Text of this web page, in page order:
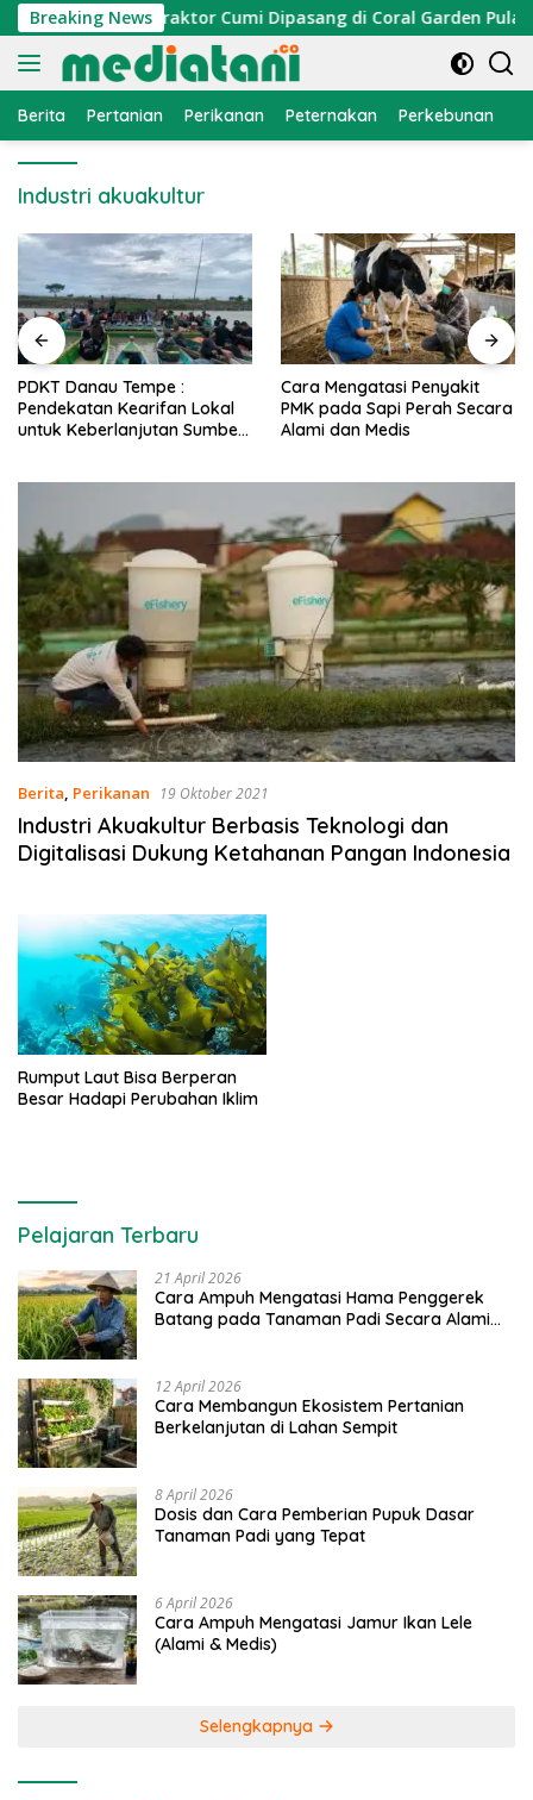
Langsung
ke
konten
Breaking News
Nelayan, Atraktor Cumi Dipasang di Coral Garden Pulau
Berita Pertanian Perikanan Peternakan Perkebunan
Industri akuakultur
PDKT Danau Tempe :
Pendekatan Kearifan Lokal
untuk Keberlanjutan Sumber
Cara Mengatasi Penyakit
PMK pada Sapi Perah Secara
Alami dan Medis
Berita, Perikanan 19 Oktober 2021
Industri Akuakultur Berbasis Teknologi dan
Digitalisasi Dukung Ketahanan Pangan Indonesia
Rumput Laut Bisa Berperan
Besar Hadapi Perubahan Iklim
Pelajaran Terbaru
21 April 2026
Cara Ampuh Mengatasi Hama Penggerek
Batang pada Tanaman Padi Secara Alami
12 April 2026
Cara Membangun Ekosistem Pertanian
Berkelanjutan di Lahan Sempit
8 April 2026
Dosis dan Cara Pemberian Pupuk Dasar
Tanaman Padi yang Tepat
6 April 2026
Cara Ampuh Mengatasi Jamur Ikan Lele
(Alami & Medis)
Selengkapnya